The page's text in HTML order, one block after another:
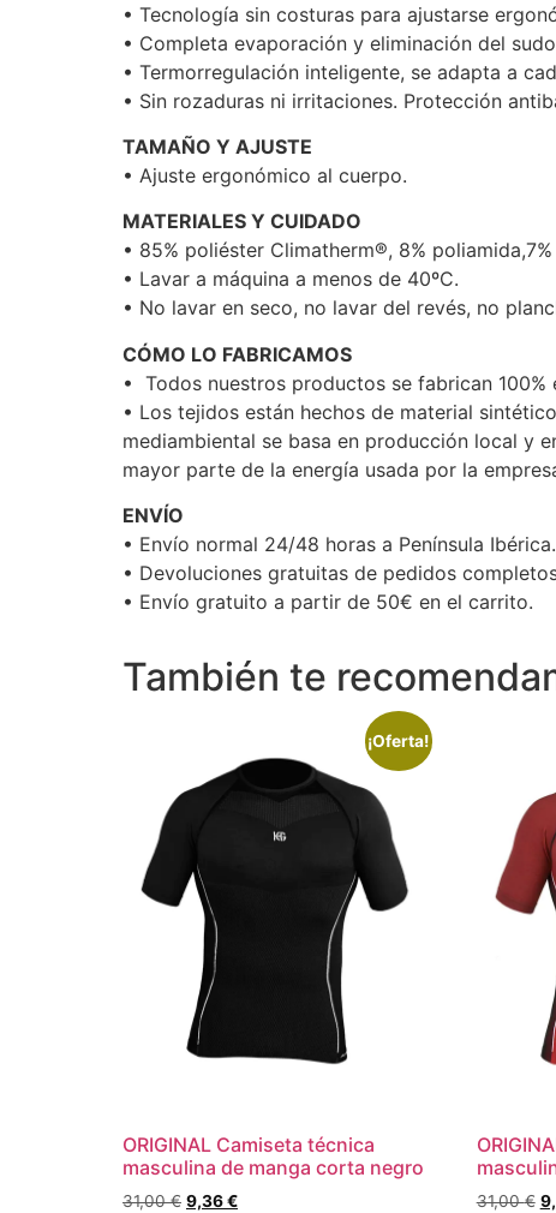
• Tecnología sin costuras para ajustarse
• Completa evaporación y eliminación del
• Termorregulación inteligente, se adapta a
• Sin rozaduras ni irritaciones. Protección
TAMAÑO Y AJUSTE
• Ajuste ergonómico al cuerpo.
MATERIALES Y CUIDADO
• 85% poliéster Climatherm®, 8%
• Lavar a máquina a menos de 40ºC.
• No lavar en seco, no lavar del revés, no
CÓMO LO FABRICAMOS
• Todos nuestros productos se fabrican 100%
• Los tejidos están hechos de material
mediambiental se basa en producción local y
mayor parte de la energía usada por la
ENVÍO
• Envío normal 24/48 horas a Península Ibérica.
• Devoluciones gratuitas de pedidos
• Envío gratuito a partir de 50€ en el carrito.
También te
¡Oferta!
ORIGINAL Camiseta técnica
masculina de manga corta negro
31,00€ 9,36€ 31,00€